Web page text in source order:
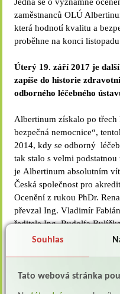
zaměstnanců OLÚ
která hodnotí kvalitu a
proběhne na konci
Úterý 19. září 2017 je
zapíše do historie
odborného léčebného
Albertinum získalo po
bezpečná nemocnice“,
2014, kdy se odborný
tak stalo s velmi
je Albertinum absolutním
Česká společnost pro
Ocenění z rukou PhDr.
převzal Ing. Vladimír
ředitele Ing. Rudolfa
sestra.
náročná práce, jak po
Souhlas
Tato webová stránka